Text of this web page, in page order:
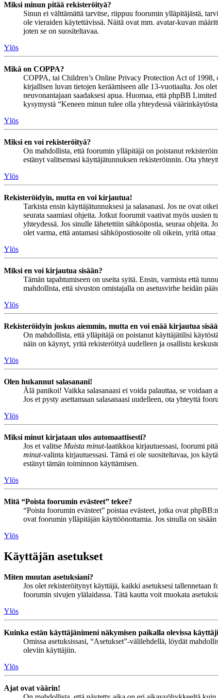
Miksi minun pitää rekisteröityä?
Sinun ei välttämättä tarvitse, riippuu foorumin ylläpitäjästä,
ole vieraiden käytettävissä. Näitä ovat mm. avatar-kuvan
joten se on suositeltavaa.
Ylös
Mikä on COPPA?
COPPA, tai Children’s Online Privacy Protection Act of
kirjallisen luvan tietojen keräämiseen alle 13-vuotiaalta. Jos
neuvonantajaan saadaksesi apua. Huomaa, että phpBB
kysymystä “Keneen minun tulee olla yhteydessä
Ylös
Miksi en voi rekisteröityä?
On mahdollista, että foorumin ylläpitäjä on poistanut
estänyt valitsemasi käyttäjätunnuksen rekisteröinnin. Ota
Ylös
Rekisteröidyin, mutta en voi kirjautua!
Tarkista ensin käyttäjätunnuksesi ja salasanasi. Jos ne ovat
seurata saamiasi ohjeita. Jotkut foorumit vaativat myös
yhteydessä. Jos sinulle lähetettiin sähköpostia, seuraa ohjeita.
olet varma, että antamasi sähköpostiosoite oli oikein, yritä
Ylös
Miksi en voi kirjautua sisään?
Tämän tapahtumiseen on useita syitä. Ensin, varmista että
mahdollista, että sivuston omistajalla on asetusvirhe heidän
Ylös
Rekisteröidyin joskus aiemmin, mutta en voi enää kirjautua
On mahdollista, että ylläpitäjä on poistanut käyttäjätilisi
näin on käynyt, yritä rekisteröityä uudelleen ja osallistu
Ylös
Olen hukannut salasanani!
Älä panikoi! Vaikka salasanaasi ei voida palauttaa, se
Jos et pysty asettamaan salasanaasi uudelleen, ota yhteyttä
Ylös
Miksi minut kirjataan ulos automaattisesti?
Jos et valitse Muista minut-laatikkoa kirjautuessasi, foorumi
minut-valinta kirjautuessasi. Tämä ei ole suositeltavaa, jos
estänyt tämän toiminnon käyttämisen.
Ylös
Mitä “Poista foorumin evästeet” tekee?
“Poista foorumin evästeet” poistaa evästeet, jotka ovat
ovat foorumin ylläpitäjän käyttöönottamia. Jos sinulla on
Ylös
Käyttäjän asetukset
Miten muutan asetuksiani?
Jos olet rekisteröitynyt käyttäjä, kaikki asetuksesi
foorumin sivujen ylälaidassa. Tätä kautta voit muokata
Ylös
Kuinka estän käyttäjänimeni näkymisen paikalla olevissa
Omissa asetuksissasi, “Asetukset”-välilehdellä, löydät
oleviin käyttäjiin.
Ylös
Ajat ovat väärin!